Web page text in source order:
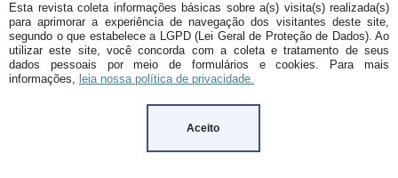
Esta revista coleta informações básicas sobre a(s) visita(s) realizada(s)
para aprimorar a experiência de navegação dos visitantes deste site,
segundo o que estabelece a LGPD (Lei Geral de Proteção de Dados). Ao
utilizar este site, você concorda com a coleta e tratamento de seus
dados pessoais por meio de formulários e cookies. Para mais
informações, leia nossa política de privacidade.
Aceito